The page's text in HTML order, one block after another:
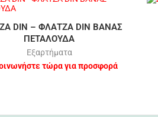
DIN – ΦΛΑΤΖΑ DIN ΒΑΝΑΣ
ΠΕΤΑΛΟΥΔΑ
Εξαρτήματα
τώρα για προσφορά